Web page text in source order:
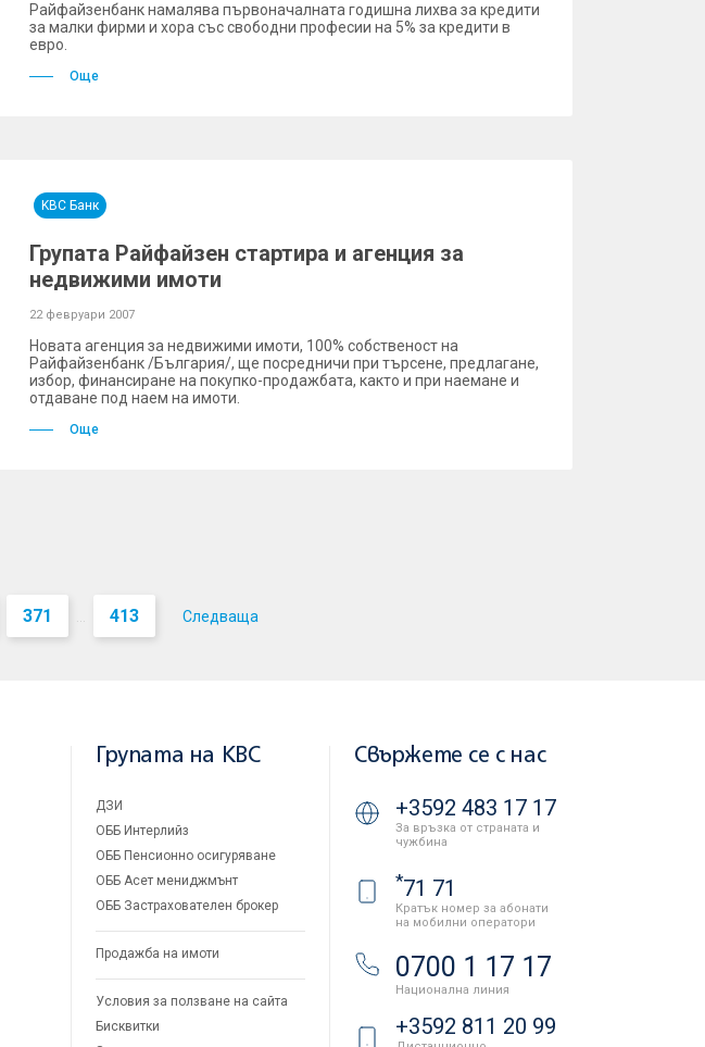
Райфайзенбанк намалява първоначалната годишна лихва за кредити
за малки фирми и хора със свободни професии на 5% за кредити в
евро.
Още
KBC Банк
Групата Райфайзен стартира и агенция за
недвижими имоти
22 февруари 2007
Новата агенция за недвижими имоти, 100% собственост на
Райфайзенбанк /България/, ще посредничи при търсене, предлагане,
избор, финансиране на покупко-продажбата, както и при наемане и
отдаване под наем на имоти.
Още
371 ... 413 Следваща
Групата на KBC
ДЗИ
ОББ Интерлийз
ОББ Пенсионно осигуряване
ОББ Асет мениджмънт
ОББ Застрахователен брокер
Продажба на имоти
Условия за ползване на сайта
Бисквитки
Свържете се с нас
+3592 483 17 17
За връзка от страната и
чужбина
*71 71
Кратък номер за абонати
на мобилни оператори
0700 1 17 17
Национална линия
+3592 811 20 99